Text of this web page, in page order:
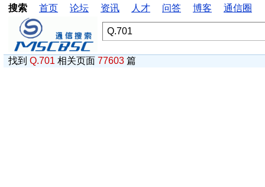
搜索 首页 论坛 资讯 人才 问答 博客 通信圈
找到 Q.701 相关页面 77603 篇